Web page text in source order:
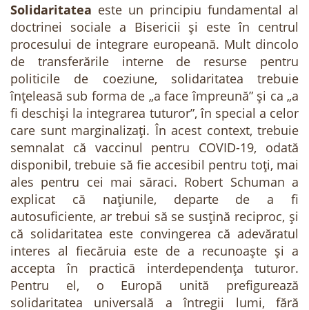
Solidaritatea este un principiu fundamental al
doctrinei sociale a Bisericii și este în centrul
procesului de integrare europeană. Mult dincolo
de transferările interne de resurse pentru
politicile de coeziune, solidaritatea trebuie
înțeleasă sub forma de „a face împreună” și ca „a
fi deschiși la integrarea tuturor”, în special a celor
care sunt marginalizați. În acest context, trebuie
semnalat că vaccinul pentru COVID-19, odată
disponibil, trebuie să fie accesibil pentru toți, mai
ales pentru cei mai săraci. Robert Schuman a
explicat că națiunile, departe de a fi
autosuficiente, ar trebui să se susțină reciproc, și
că solidaritatea este convingerea că adevăratul
interes al fiecăruia este de a recunoaște și a
accepta în practică interdependența tuturor.
Pentru el, o Europă unită prefigurează
solidaritatea universală a întregii lumi, fără